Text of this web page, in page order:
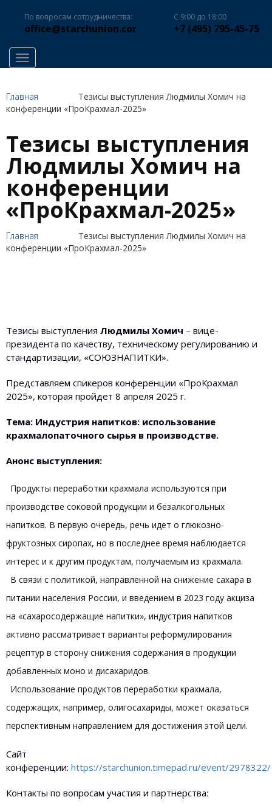
По вопросам сотрудничества:
office@starchunion.com
С 9:00 до 18:00
+7 (495) 795-45-75
Toggle navigation
Главная
Тезисы выступления Людмилы Хомич на
конференции «ПроКрахмал-2025»
Тезисы выступления
Людмилы Хомич на
конференции
«ПроКрахмал-2025»
Главная
Тезисы выступления Людмилы Хомич на
конференции «ПроКрахмал-2025»
Тезисы выступления Людмилы Хомич – вице-
президента по качеству, техническому регулированию и
стандартизации, «СОЮЗНАПИТКИ».
Представляем спикеров конференции «ПроКрахмал
2025», которая пройдет 8 апреля 2025 г.
Тема: Индустрия напитков: использование
крахмалопаточного сырья в производстве.
Анонс выступления:
Продукты переработки крахмала используются при
производстве соковой продукции и безалкогольных
напитков. В первую очередь, речь идет о глюкозно-
фруктозных сиропах, но в последнее время наблюдается
интерес и к другим продуктам, получаемым из крахмала.
В связи с политикой, направленной на снижение сахара в
питании населения России, и введением в 2023 году акциза
на «сахаросодержащие напитки», индустрия напитков
активно рассматривает варианты реформулирования
рецептур в сторону снижения содержания в продукции
добавленных моно и дисахаридов.
Использование продуктов переработки крахмала,
содержащих, например, олигосахариды, может оказаться
перспективным направлением для достижения этой цели.
Сайт
конференции: https://starchunion.timepad.ru/event/2978322/
Контакты по вопросам участия и партнерства: